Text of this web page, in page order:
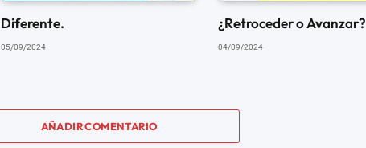
Diferente.
05/09/2024
¿Retroceder o Avanzar?
04/09/2024
AÑADIR COMENTARIO